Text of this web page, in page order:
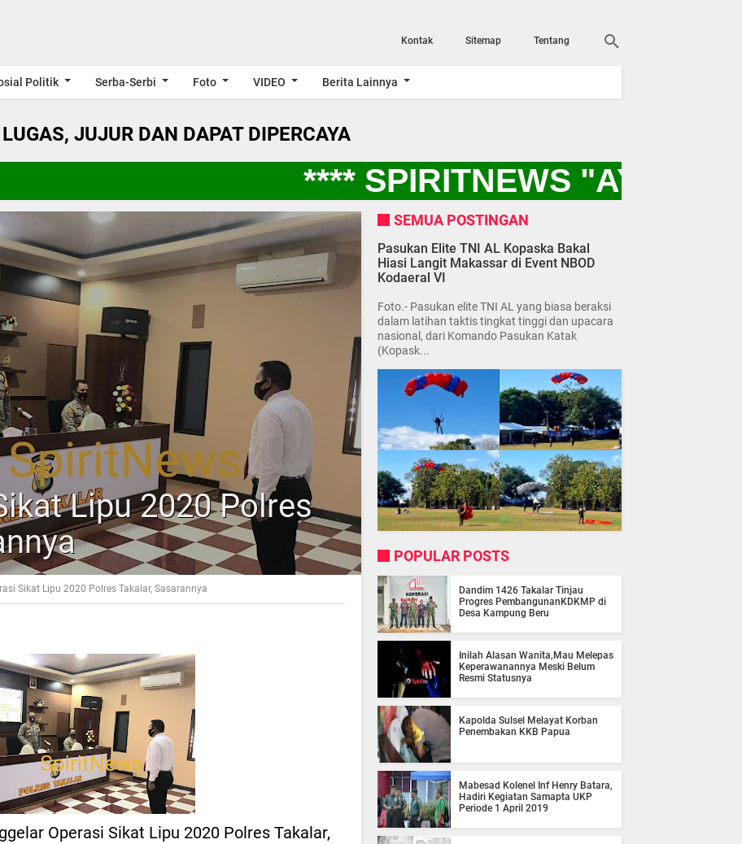
Kontak Sitemap Tentang
Politik Serba-Serbi Foto VIDEO Berita Lainnya
JUJUR DAN DAPAT DIPERCAYA
**** SPIRITNEWS "AYO KITA
Lipu 2020 Polres
Sikat Lipu 2020 Polres Takalar, Sasarannya
Operasi Sikat Lipu 2020 Polres Takalar,
SEMUA POSTINGAN
Pasukan Elite TNI AL Kopaska Bakal
Hiasi Langit Makassar di Event NBOD
Kodaeral VI
Foto.- Pasukan elite TNI AL yang biasa beraksi
dalam latihan taktis tingkat tinggi dan upacara
nasional, dari Komando Pasukan Katak
(Kopask...
POPULAR POSTS
Dandim 1426 Takalar Tinjau
Progres PembangunanKDKMP di
Desa Kampung Beru
Inilah Alasan Wanita,Mau Melepas
Keperawanannya Meski Belum
Resmi Statusnya
Kapolda Sulsel Melayat Korban
Penembakan KKB Papua
Mabesad Kolenel Inf Henry Batara,
Hadiri Kegiatan Samapta UKP
Periode 1 April 2019